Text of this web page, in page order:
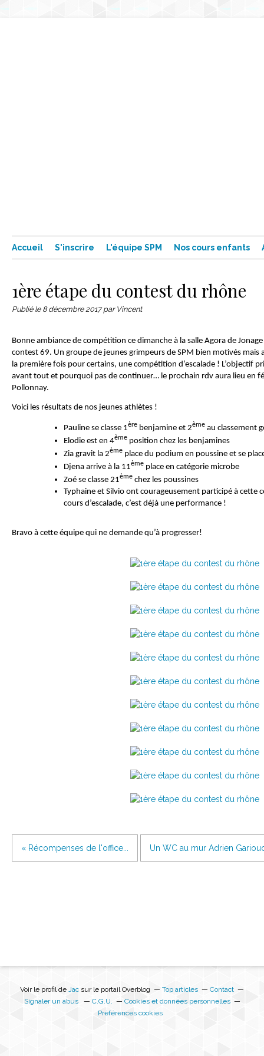
Accueil S'inscrire L'équipe SPM Nos cours enfants
1ère étape du contest du rhône
Publié le 8 décembre 2017par Vincent
Bonne ambiance de compétition ce dimanche à la salle Agora de
contest 69. Un groupe de jeunes grimpeurs de SPM bien motivés mais
la première fois pour certains, une compétition d’escalade ! L’objectif
avant tout et pourquoi pas de continuer… le prochain rdv aura lieu en
Pollonnay.
Voici les résultats de nos jeunes athlètes !
Pauline se classe 1ère benjamine et 2ème au classement
Elodie est en 4ème position chez les benjamines
Zia gravit la 2ème place du podium en poussine et se
Djena arrive à la 11ème place en catégorie microbe
Zoé se classe 21ème chez les poussines
Typhaine et Silvio ont courageusement participé à cette
cours d’escalade, c’est déjà une performance !
Bravo à cette équipe qui ne demande qu’à progresser!
« Récompenses de l'office... Un WC au mur Adrien
Voir le profil de Jac sur le portail Overblog Top articles
Contact
Signaler un abus
C.G.U.
Cookies et données personnelles
Préférences cookies